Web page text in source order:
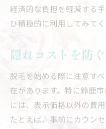
経済的な負担を軽減する
ひ積極的に利用してみてく
隠れコストを防
脱毛を始める際に注意す
在があります。特に鈴鹿
には、表示価格以外の費
たとえば、事前にカウン